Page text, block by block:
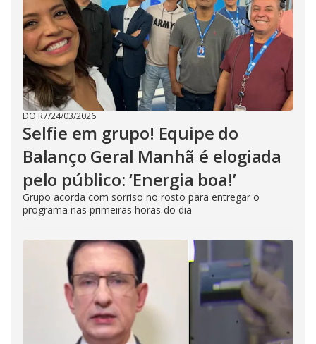
DO R7/24/03/2026
Selfie em grupo! Equipe do
Balanço Geral Manhã é elogiada
pelo público: ‘Energia boa!’
Grupo acorda com sorriso no rosto para entregar o
programa nas primeiras horas do dia